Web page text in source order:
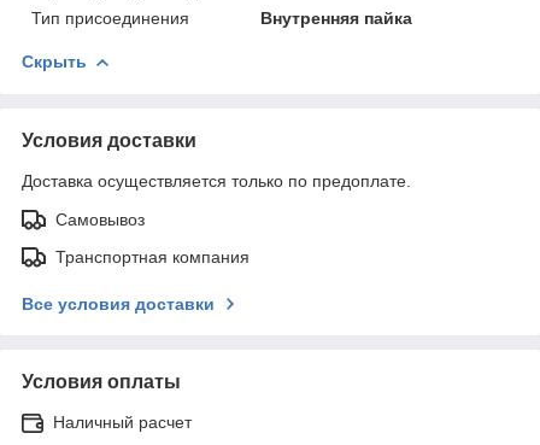
Тип присоединения
Внутренняя пайка
Скрыть
Условия доставки
Доставка осуществляется только по предоплате.
Самовывоз
Транспортная компания
Все условия доставки
Условия оплаты
Наличный расчет